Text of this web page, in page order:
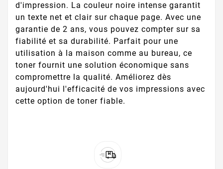
d'impression. La couleur noire intense garantit
un texte net et clair sur chaque page. Avec une
garantie de 2 ans, vous pouvez compter sur sa
fiabilité et sa durabilité. Parfait pour une
utilisation à la maison comme au bureau, ce
toner fournit une solution économique sans
compromettre la qualité. Améliorez dès
aujourd'hui l'efficacité de vos impressions avec
cette option de toner fiable.